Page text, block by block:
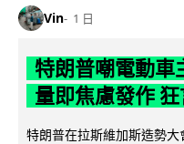
Vin 1 日
特朗普嘲電動車
量即焦慮發作
特朗普在拉斯維加斯造勢